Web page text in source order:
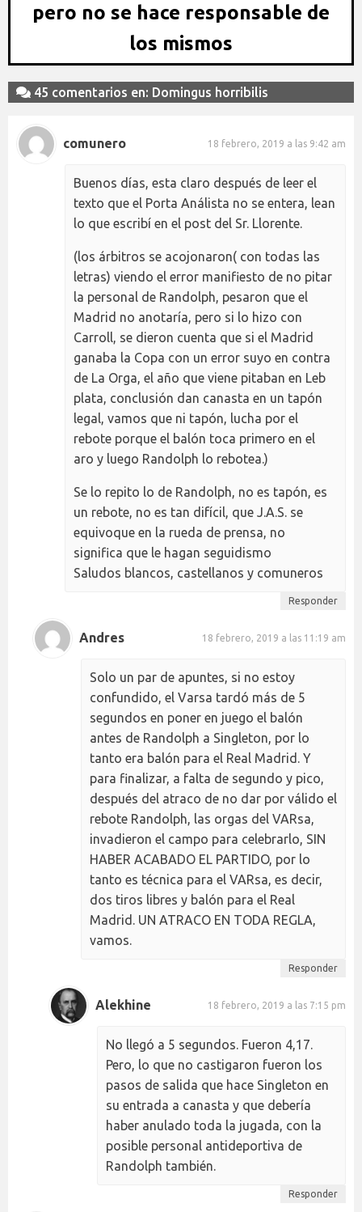
pero no se hace responsable de
los mismos
45 comentarios en: Domingus horribilis
comunero 18 febrero, 2019 a las 9:42 am
Buenos días, esta claro después de leer el
texto que el Porta Análista no se entera, lean
lo que escribí en el post del Sr. Llorente.
(los árbitros se acojonaron( con todas las
letras) viendo el error manifiesto de no pitar
la personal de Randolph, pesaron que el
Madrid no anotaría, pero si lo hizo con
Carroll, se dieron cuenta que si el Madrid
ganaba la Copa con un error suyo en contra
de La Orga, el año que viene pitaban en Leb
plata, conclusión dan canasta en un tapón
legal, vamos que ni tapón, lucha por el
rebote porque el balón toca primero en el
aro y luego Randolph lo rebotea.)
Se lo repito lo de Randolph, no es tapón, es
un rebote, no es tan difícil, que J.A.S. se
equivoque en la rueda de prensa, no
significa que le hagan seguidismo
Saludos blancos, castellanos y comuneros
Responder
Andres 18 febrero, 2019 a las 11:19 am
Solo un par de apuntes, si no estoy
confundido, el Varsa tardó más de 5
segundos en poner en juego el balón
antes de Randolph a Singleton, por lo
tanto era balón para el Real Madrid. Y
para finalizar, a falta de segundo y pico,
después del atraco de no dar por válido el
rebote Randolph, las orgas del VARsa,
invadieron el campo para celebrarlo, SIN
HABER ACABADO EL PARTIDO, por lo
tanto es técnica para el VARsa, es decir,
dos tiros libres y balón para el Real
Madrid. UN ATRACO EN TODA REGLA,
vamos.
Responder
Alekhine 18 febrero, 2019 a las 7:15 pm
No llegó a 5 segundos. Fueron 4,17.
Pero, lo que no castigaron fueron los
pasos de salida que hace Singleton en
su entrada a canasta y que debería
haber anulado toda la jugada, con la
posible personal antideportiva de
Randolph también.
Responder